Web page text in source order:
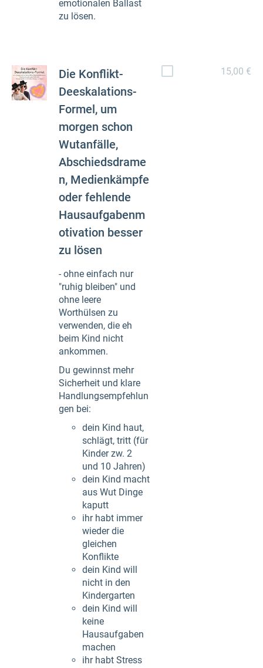
emotionalen Ballast
zu lösen.
Die Konflikt-
Deeskalations-
Formel, um
morgen schon
Wutanfälle,
Abschiedsdrame
n, Medienkämpfe
oder fehlende
Hausaufgabenm
otivation besser
zu lösen
- ohne einfach nur
"ruhig bleiben" und
ohne leere
Worthülsen zu
verwenden, die eh
beim Kind nicht
ankommen.
Du gewinnst mehr
Sicherheit und klare
Handlungsempfehlun
gen bei:
dein Kind haut,
schlägt, tritt (für
Kinder zw. 2
und 10 Jahren)
dein Kind macht
aus Wut Dinge
kaputt
ihr habt immer
wieder die
gleichen
Konflikte
dein Kind will
nicht in den
Kindergarten
dein Kind will
keine
Hausaufgaben
machen
ihr habt Stress
15,00 €